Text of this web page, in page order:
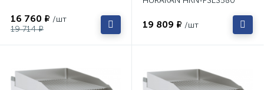
16 760 ₽ /шт
19 714 ₽
19 809 ₽ /шт